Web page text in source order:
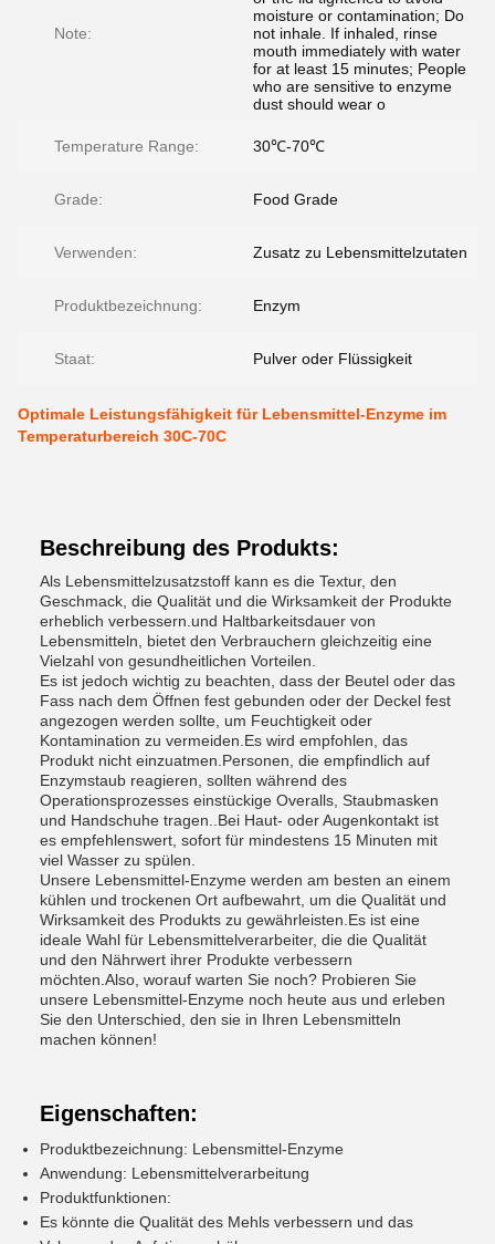
Note:
moisture or contamination; Do
not inhale. If inhaled, rinse
mouth immediately with water
for at least 15 minutes; People
who are sensitive to enzyme
dust should wear o
Temperature Range: 30℃-70℃
Grade: Food Grade
Verwenden: Zusatz zu Lebensmittelzutaten
Produktbezeichnung: Enzym
Staat: Pulver oder Flüssigkeit
Optimale Leistungsfähigkeit für Lebensmittel-Enzyme im
Temperaturbereich 30C-70C
Beschreibung des Produkts:
Als Lebensmittelzusatzstoff kann es die Textur, den
Geschmack, die Qualität und die Wirksamkeit der Produkte
erheblich verbessern.und Haltbarkeitsdauer von
Lebensmitteln, bietet den Verbrauchern gleichzeitig eine
Vielzahl von gesundheitlichen Vorteilen.
Es ist jedoch wichtig zu beachten, dass der Beutel oder das
Fass nach dem Öffnen fest gebunden oder der Deckel fest
angezogen werden sollte, um Feuchtigkeit oder
Kontamination zu vermeiden.Es wird empfohlen, das
Produkt nicht einzuatmen.Personen, die empfindlich auf
Enzymstaub reagieren, sollten während des
Operationsprozesses einstückige Overalls, Staubmasken
und Handschuhe tragen..Bei Haut- oder Augenkontakt ist
es empfehlenswert, sofort für mindestens 15 Minuten mit
viel Wasser zu spülen.
Unsere Lebensmittel-Enzyme werden am besten an einem
kühlen und trockenen Ort aufbewahrt, um die Qualität und
Wirksamkeit des Produkts zu gewährleisten.Es ist eine
ideale Wahl für Lebensmittelverarbeiter, die die Qualität
und den Nährwert ihrer Produkte verbessern
möchten.Also, worauf warten Sie noch? Probieren Sie
unsere Lebensmittel-Enzyme noch heute aus und erleben
Sie den Unterschied, den sie in Ihren Lebensmitteln
machen können!
Eigenschaften:
Produktbezeichnung: Lebensmittel-Enzyme
Anwendung: Lebensmittelverarbeitung
Produktfunktionen:
Es könnte die Qualität des Mehls verbessern und das